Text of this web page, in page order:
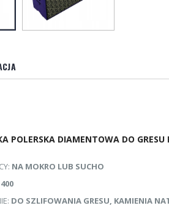
POLERSKA DIAMENTOWA DO
NA MOKRO LUB SUCHO
DO SZLIFOWANIA GRESU, KAMIENIA